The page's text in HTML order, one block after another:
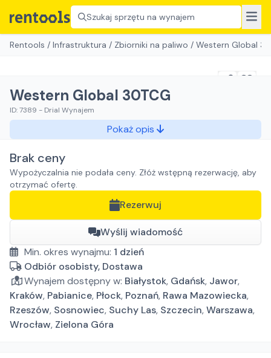
Szukaj sprzętu na wynajem
Rentools / Infrastruktura / Zbiorniki na paliwo / Western Global
Western Global 30TCG
ID:7389 - Drial Wynajem
Pokaż opis
Brak ceny
Wypożyczalnia nie podała ceny. Złóż wstępną rezerwację, aby
otrzymać ofertę.
Rezerwuj
Wyślij wiadomość
Min. okres wynajmu: 1 dzień
Odbiór osobisty, Dostawa
Wynajem dostępny w: Białystok, Gdańsk, Jawor,
Kraków, Pabianice, Płock, Poznań, Rawa Mazowiecka,
Rzeszów, Sosnowiec, Suchy Las, Szczecin,Warszawa,
Wrocław, Zielona Góra